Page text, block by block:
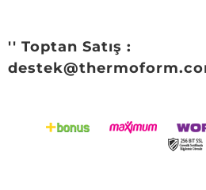
'' Toptan Satış :